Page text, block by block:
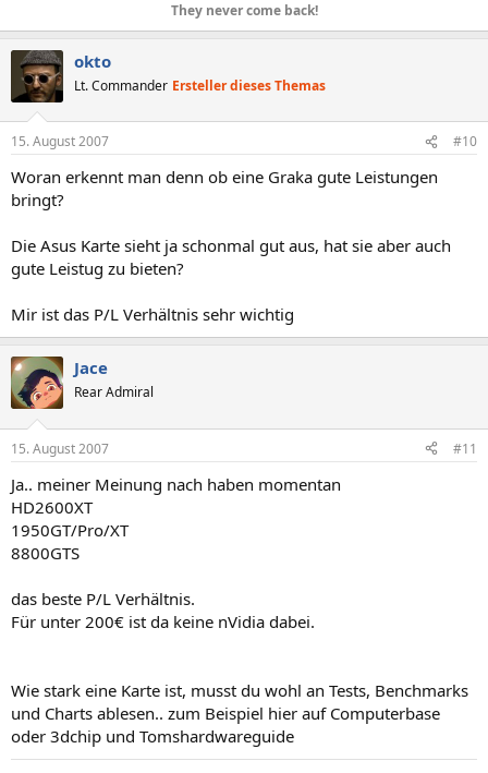
They never come back!
okto
Lt. Commander Ersteller dieses Themas
15. August 2007 #10
Woran erkennt man denn ob eine Graka gute Leistungen
bringt?
Die Asus Karte sieht ja schonmal gut aus, hat sie aber auch
gute Leistug zu bieten?
Mir ist das P/L Verhältnis sehr wichtig
Jace
Rear Admiral
15. August 2007 #11
Ja.. meiner Meinung nach haben momentan
HD2600XT
1950GT/Pro/XT
8800GTS
das beste P/L Verhältnis.
Für unter 200€ ist da keine nVidia dabei.
Wie stark eine Karte ist, musst du wohl an Tests, Benchmarks
und Charts ablesen.. zum Beispiel hier auf Computerbase
oder 3dchip und Tomshardwareguide